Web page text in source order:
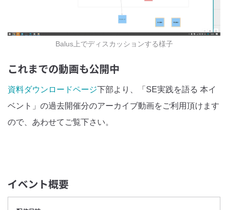
Balus上でディスカッションする様子
これまでの動画も公開中
資料ダウンロードページ下部より、「SE実践を語る 本イ
ベント」の過去開催分のアーカイブ動画をご利用頂けます
ので、あわせてご覧下さい。
イベント概要